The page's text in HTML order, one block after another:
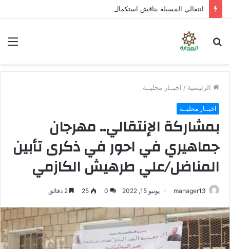
انتقالي المسيلة يناقش استكمال برنامج التصعيد الشعبي
الرئيسية / اخبــار محليــة
اخبــار محليــة
بمشاركة الإنتقالي.. مهرجان
جماهيري في احور في ذكرى تأبين
المناضل/علي طرهيش الكازمي
manager13 يونيو 15, 2022 0
25